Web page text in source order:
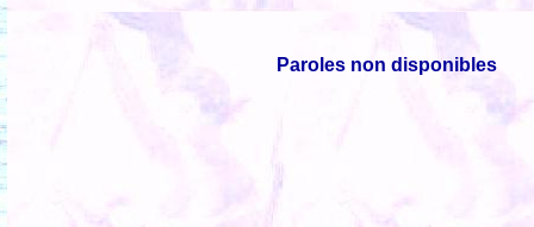
Paroles non disponibles